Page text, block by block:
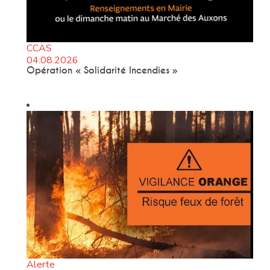
CCAS
04.08.2026
Opération « Solidarité Incendies »
Alerte